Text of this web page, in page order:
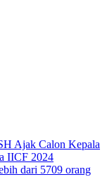
Ajak Calon Kepala
IICF 2024
dari 5709 orang